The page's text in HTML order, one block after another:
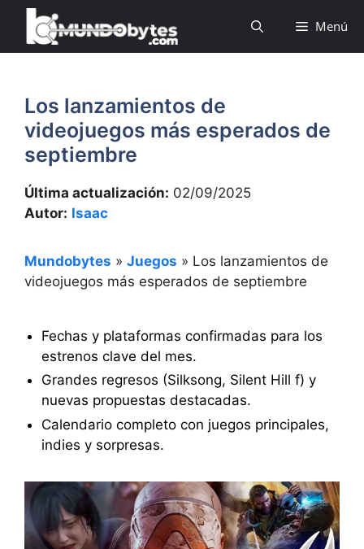
Saltar
contenido
Menú
Los lanzamientos de
videojuegos más esperados de
septiembre
Última actualización: 02/09/2025
Autor: Isaac
Mundobytes » Juegos » Los lanzamientos de
videojuegos más esperados de septiembre
Fechas y plataformas confirmadas para los
estrenos clave del mes.
Grandes regresos (Silksong, Silent Hill f) y
nuevas propuestas destacadas.
Calendario completo con juegos principales,
indies y sorpresas.